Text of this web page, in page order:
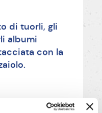
di tuorli, gli
albumi
con la